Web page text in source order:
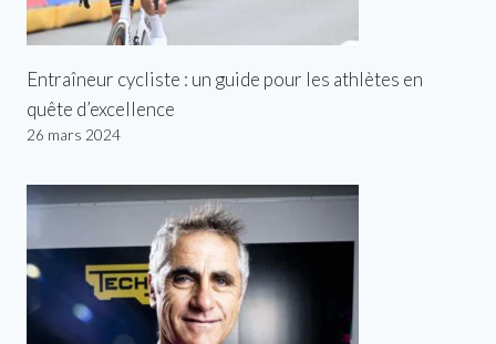
Entraîneur cycliste : un guide pour les athlètes en
quête d’excellence
26 mars 2024